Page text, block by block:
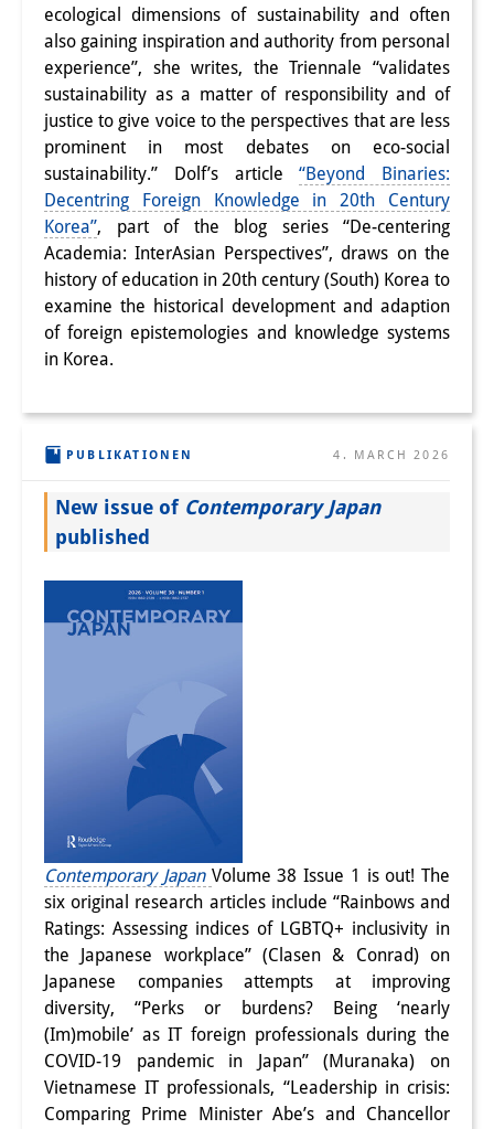
ecological dimensions of sustainability and often
also gaining inspiration and authority from personal
experience”, she writes, the Triennale “validates
sustainability as a matter of responsibility and of
justice to give voice to the perspectives that are less
prominent in most debates on eco-social
sustainability.” Dolf’s article“Beyond Binaries:
Decentring Foreign Knowledge in 20th Century
Korea”, part of the blog series “De-centering
Academia: InterAsian Perspectives”, draws on the
history of education in 20th century (South) Korea to
examine the historical development and adaption
of foreign epistemologies and knowledge systems
in Korea.
PUBLIKATIONEN 4. MARCH 2026
New issue of Contemporary Japan
published
Contemporary Japan Volume 38 Issue 1 is out! The
six original research articles include “Rainbows and
Ratings: Assessing indices of LGBTQ+ inclusivity in
the Japanese workplace” (Clasen & Conrad) on
Japanese companies attempts at improving
diversity, “Perks or burdens? Being ‘nearly
(Im)mobile’ as IT foreign professionals during the
COVID-19 pandemic in Japan” (Muranaka) on
Vietnamese IT professionals, “Leadership in crisis:
Comparing Prime Minister Abe’s and Chancellor